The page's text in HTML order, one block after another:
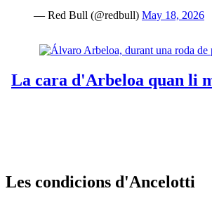
— Red Bull (@redbull) May 18, 2026
Les condicions d'Ancelotti